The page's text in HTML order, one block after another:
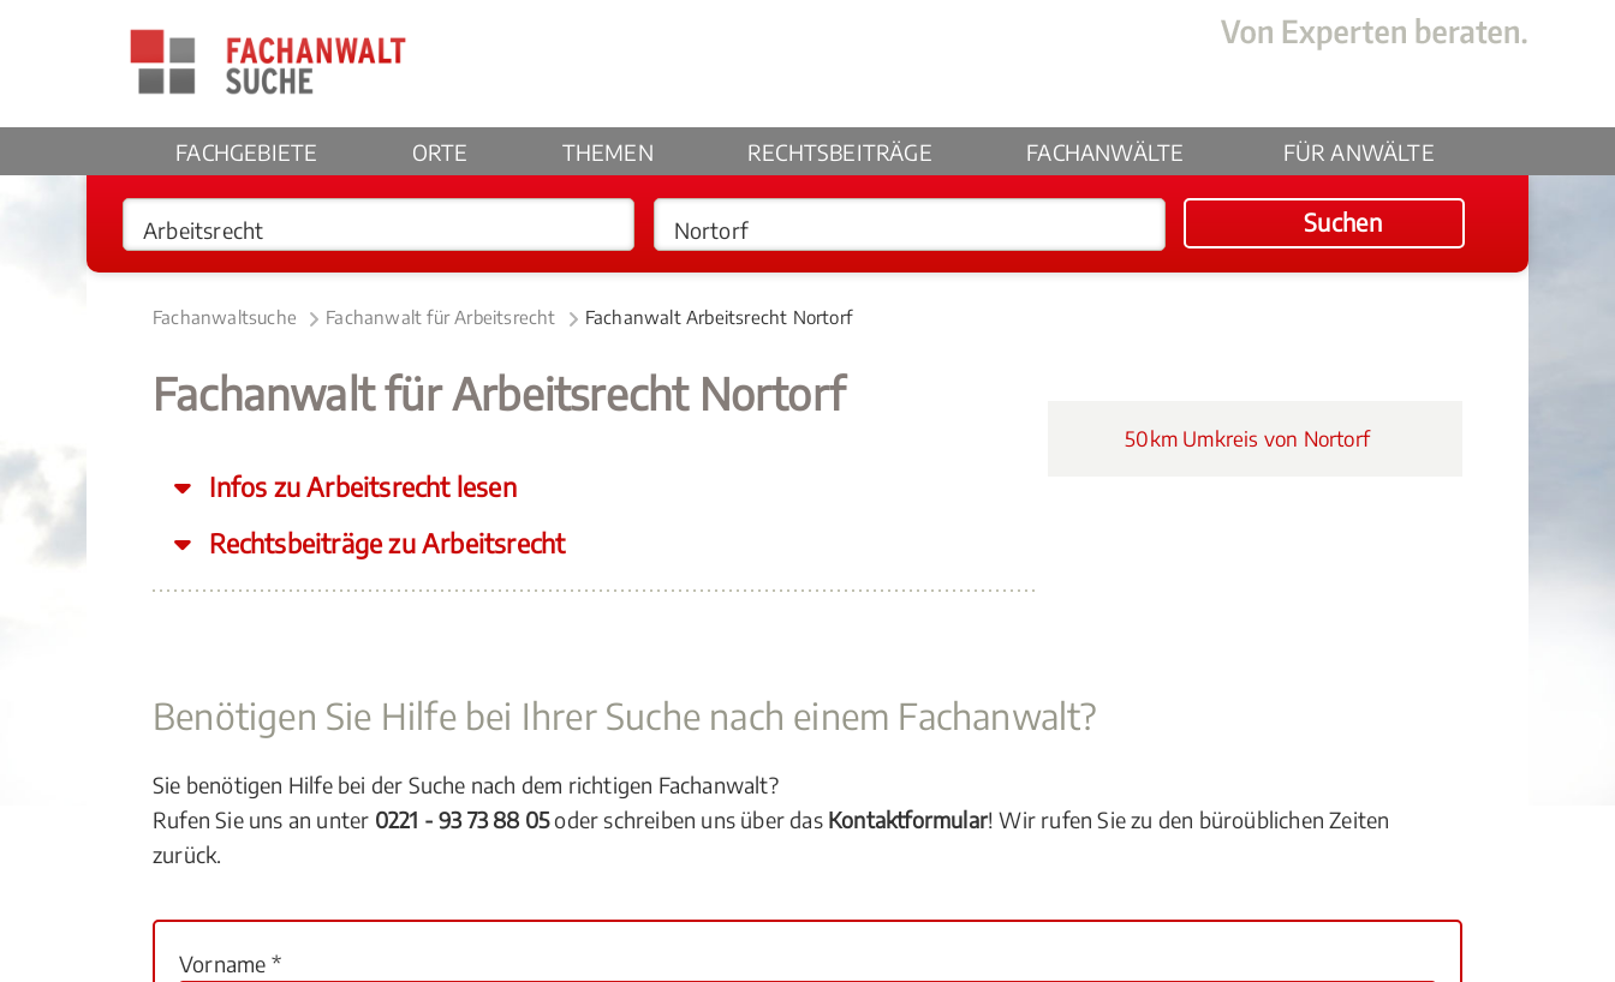
FACHGEBIETE ORTE THEMEN RECHTSBEITRÄGE FACHANWÄLTE FÜR ANWÄLTE
Suchen
Fachanwaltsuche Fachanwalt für Arbeitsrecht Fachanwalt Arbeitsrecht Nortorf
Fachanwalt für Arbeitsrecht Nortorf
Infos zu Arbeitsrecht lesen
Rechtsbeiträge zu Arbeitsrecht
50km Umkreis von Nortorf
Benötigen Sie Hilfe bei Ihrer Suche nach einem Fachanwalt?
Sie benötigen Hilfe bei der Suche nach dem richtigen Fachanwalt?
Rufen Sie uns an unter 0221 - 93 73 88 05oder schreiben uns über das Kontaktformular! Wir rufen Sie zu den büroüblichen Zeiten
zurück.
Vorname *